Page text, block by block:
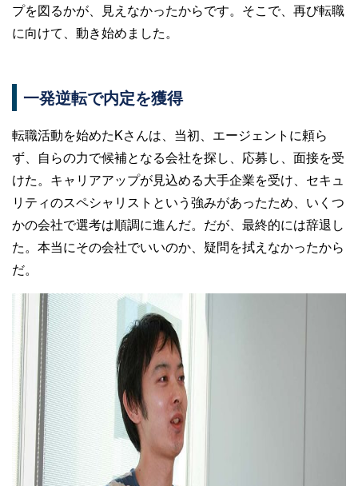
プを図るかが、見えなかったからです。そこで、再び転職
に向けて、動き始めました。
一発逆転で内定を獲得
転職活動を始めたKさんは、当初、エージェントに頼ら
ず、自らの力で候補となる会社を探し、応募し、面接を受
けた。キャリアアップが見込める大手企業を受け、セキュ
リティのスペシャリストという強みがあったため、いくつ
かの会社で選考は順調に進んだ。だが、最終的には辞退し
た。本当にその会社でいいのか、疑問を拭えなかったから
だ。